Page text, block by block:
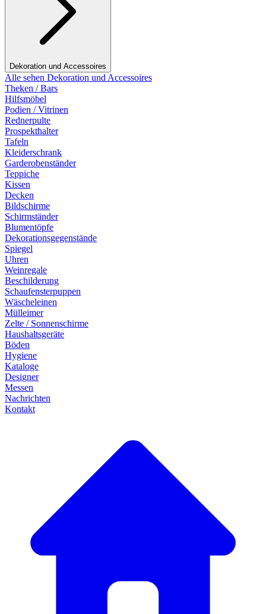
Dekoration und Accessoires
Alle sehen Dekoration und Accessoires
Theken / Bars
Hilfsmöbel
Podien / Vitrinen
Rednerpulte
Prospekthalter
Tafeln
Kleiderschrank
Garderobenständer
Teppiche
Kissen
Decken
Bildschirme
Schirmständer
Blumentöpfe
Dekorationsgegenstände
Spiegel
Uhren
Weinregale
Beschilderung
Schaufensterpuppen
Wäscheleinen
Mülleimer
Zelte / Sonnenschirme
Haushaltsgeräte
Böden
Hygiene
Kataloge
Designer
Messen
Nachrichten
Kontakt